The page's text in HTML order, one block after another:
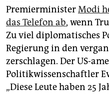
PremierministerModi
das Telefon ab, wenn
Zu viel diplomatisches
Regierung in den
zerschlagen. Der US-
Politikwissenschaftler
„Diese Leute haben 25